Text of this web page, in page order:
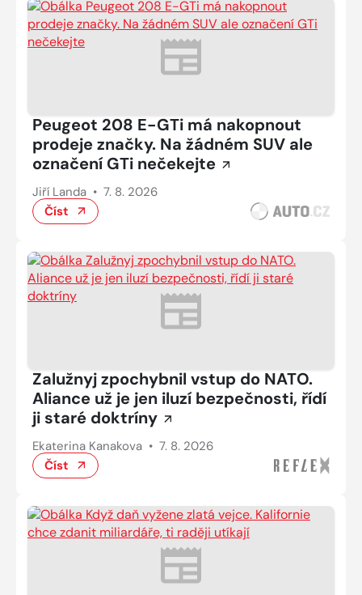
Peugeot 208 E-GTi má nakopnout
prodeje značky. Na žádném SUV ale
označení GTi nečekejte
Jiří Landa • 7. 8. 2026
Číst
Zalužnyj zpochybnil vstup do NATO.
Aliance už je jen iluzí bezpečnosti, řídí
ji staré doktríny
Ekaterina Kanakova • 7. 8. 2026
Číst